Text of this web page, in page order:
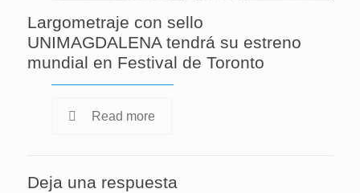
Largometraje con sello
UNIMAGDALENA tendrá su estreno
mundial en Festival de Toronto
Read more
Deja una respuesta